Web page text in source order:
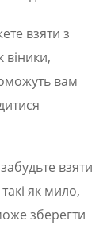
взяти з
віники,
вам
взяти
як мило,
зберегти